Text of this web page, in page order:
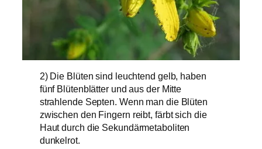
2) Die Blüten sind leuchtend gelb, haben
fünf Blütenblätter und aus der Mitte
strahlende Septen. Wenn man die Blüten
zwischen den Fingern reibt, färbt sich die
Haut durch die Sekundärmetaboliten
dunkelrot.